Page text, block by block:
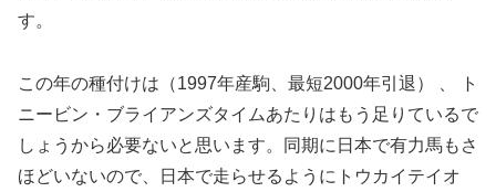
す。
この年の種付けは（1997年産駒、最短2000年引退） 、 ト
ニービン・ブライアンズタイムあたりはもう足りているで
しょうから必要ないと思います。同期に日本で有力馬もさ
ほどいないので、日本で走らせるようにトウカイテイオ